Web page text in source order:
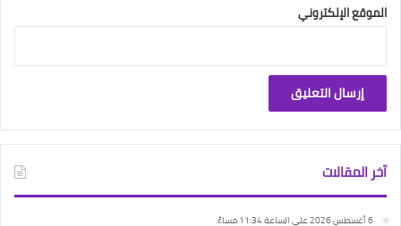
الموقع الإلكتروني
آخر المقالات
6 أغسطس 2026 على الساعة 11:34 مساءً